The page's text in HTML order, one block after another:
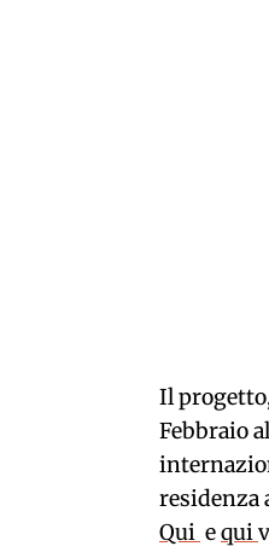
Il
Febbraio
residenza
Qui equi